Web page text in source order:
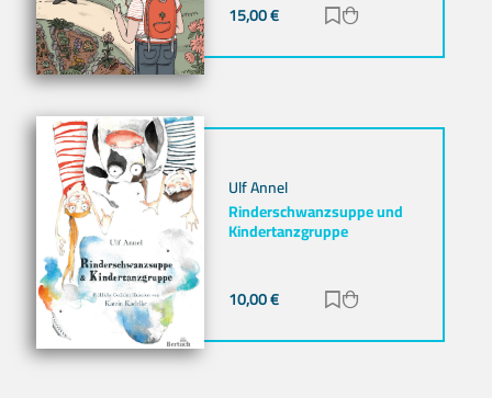
15,00€ Zur Merkliste
Ulf Annel
Rinderschwanzsuppe und
Kindertanzgruppe
10,00€ Zur Merkliste